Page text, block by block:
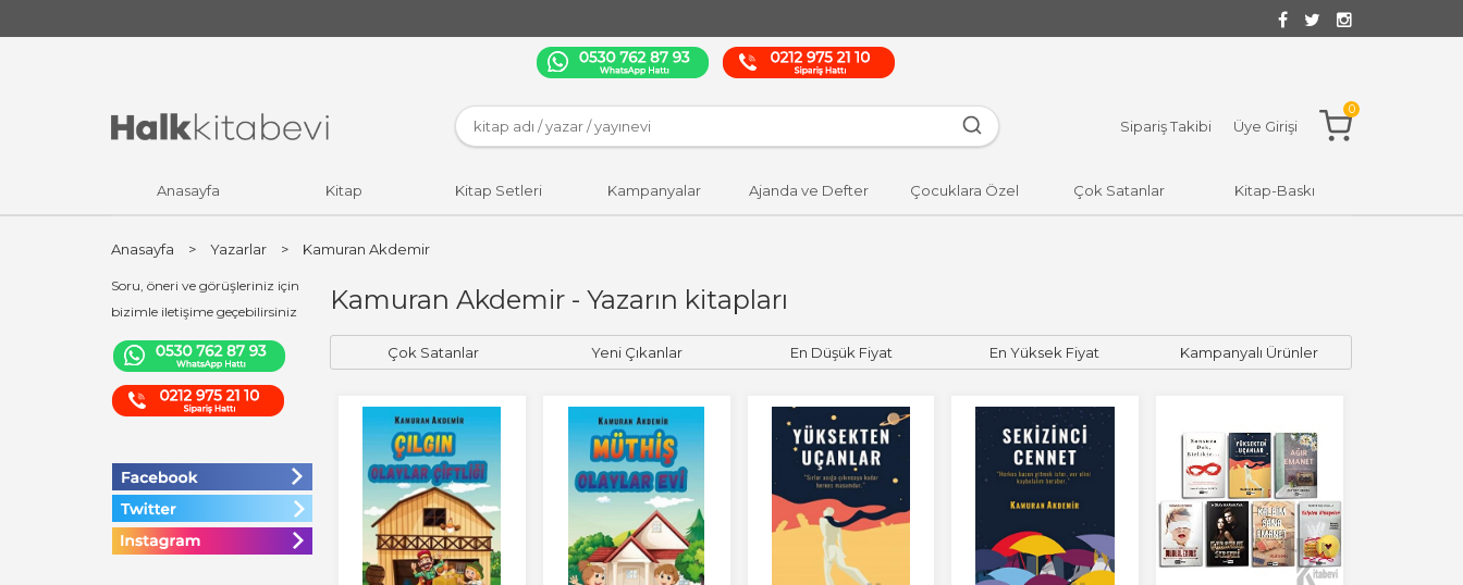
Sipariş Takibi Üye Girişi
0
Anasayfa Kitap Kitap Setleri Kampanyalar Ajanda ve Defter Çocuklara Özel Çok Satanlar Kitap-Baskı
Soru, öneri ve görüşleriniz için
bizimle iletişime geçebilirsiniz
Anasayfa > Yazarlar > Kamuran Akdemir
Kamuran Akdemir - Yazarın kitapları
Çok Satanlar Yeni Çıkanlar En Düşük Fiyat En Yüksek Fiyat Kampanyalı Ürünler